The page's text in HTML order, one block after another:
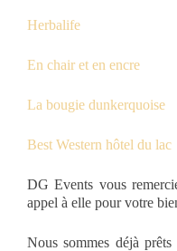
Herbalife
En chair et en encre
La bougie dunkerquoise
Best Western hôtel du lac
DG Events vous
appel à elle pour votre
Nous sommes déjà